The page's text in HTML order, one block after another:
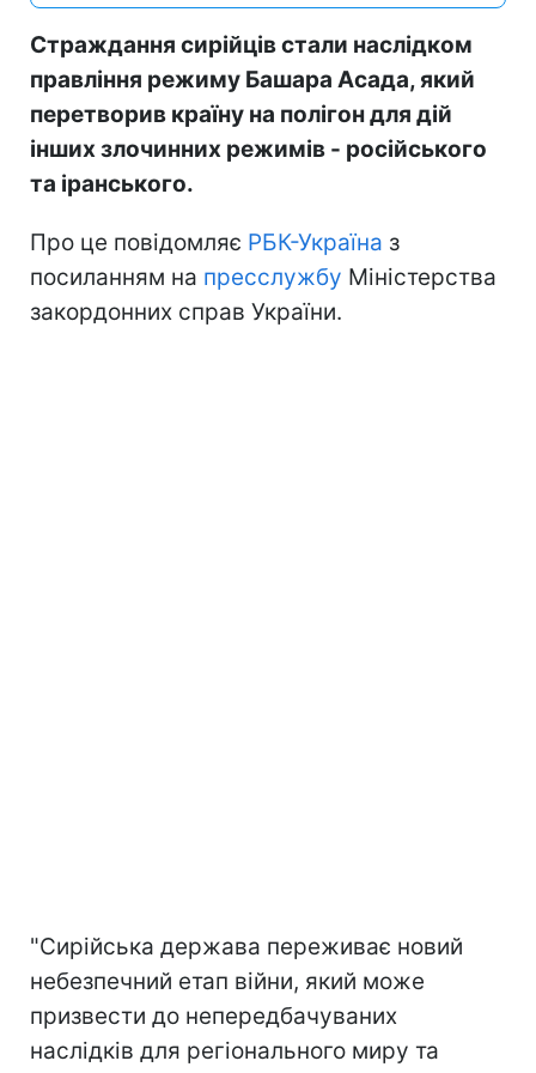
Страждання сирійців стали наслідком
правління режиму Башара Асада, який
перетворив країну на полігон для дій
інших злочинних режимів - російського
та іранського.
Про це повідомляє РБК-Україна з
посиланням на пресслужбу Міністерства
закордонних справ України.
"Сирійська держава переживає новий
небезпечний етап війни, який може
призвести до непередбачуваних
наслідків для регіонального миру та